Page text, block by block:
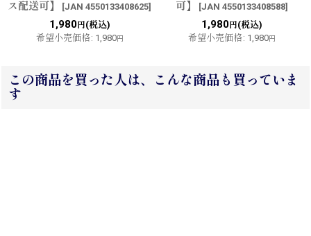
ス配送可】
[JAN 4550133408625]
1,980円(税込)
希望小売価格: 1,980円
可】
[JAN 4550133408588]
1,980円(税込)
希望小売価格: 1,980円
この商品を買った人は、こんな商品も買っていま
す